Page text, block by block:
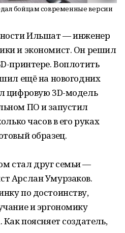
бойцам современные версии
Ильшат — инженер
и экономист. Он решил
принтере. Воплотить
ещё на новогодних
цифровую 3D-модель
ПО и запустил
часов в его руках
образец.
стал друг семьи —
Арслан Умурзаков.
по достоинству,
и эргономику
Как поясняет создатель,